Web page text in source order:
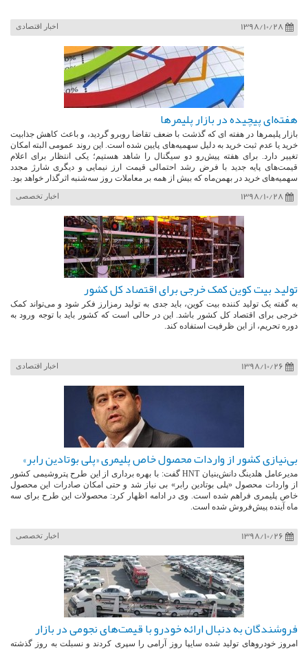
1398/10/28 اخبار اقتصادی
هفته‌ای پیچیده در بازار پلیمرها
بازار پلیمرها در هفته ای که گذشت با ضعف تقاضا روبرو گردید، و باعث کاهش جذابیت
خرید یا عدم ثبت خرید به دلیل سهمیه‌های پایین شده است. این روند عمومی البته امکان
تغییر دارد. برای هفته پیش‌رو دو سیگنال را شاهد هستیم؛ یکی انتظار برای اعلام
قیمت‌های پایه جدید با فرض رشد احتمالی قیمت‌ ارز نیمایی و دیگری شارژ مجدد
سهمیه‌های خرید در بهمن‌ماه که بیش از همه بر معاملات روز سه‌شنبه اثرگذار خواهد بود.
1398/10/28 اخبار تخصصی
تولید بیت کوین کمک خرجی برای اقتصاد کل کشور
به گفته یک تولید کننده بیت کوین، باید جدی به تولید رمزارز فکر شود و می‌تواند کمک
خرجی برای اقتصاد کل کشور باشد. این در حالی است که کشور باید با توجه ورود به
دوره تحریم، از این ظرفیت استفاده کند.
1398/10/26 اخبار اقتصادی
بی‌نیازی کشور از واردات محصول خاص پلیمری «پلی بوتادین رابر»
مدیرعامل هلدینگ دانش‌بنیان HNT گفت: با بهره برداری از این طرح پتروشیمی کشور
از واردات محصول «پلی بوتادین رابر» بی نیاز شد و حتی امکان صادرات این محصول
خاص پلیمری فراهم شده است. وی در ادامه اظهار کرد: محصولات این طرح برای سه
ماه آینده پیش‌فروش شده است.
1398/10/26 اخبار تخصصی
فروشندگان به دنبال ارائه خودرو با قیمت‌های نجومی در بازار
امروز خودروهای تولید شده سایپا روز آرامی را سپری کردند و نسبلت به روز گذشته